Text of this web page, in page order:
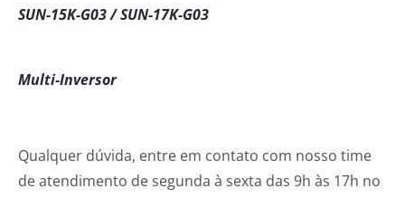
SUN-15K-G03 / SUN-17K-G03
Multi-Inversor
Qualquer dúvida, entre em contato com nosso time
de atendimento de segunda à sexta das 9h às 17h no